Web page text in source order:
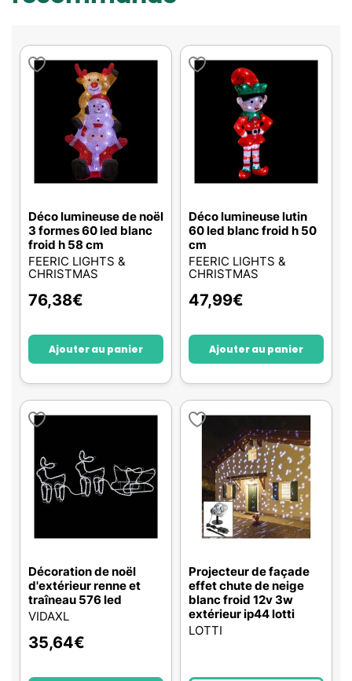
Déco lumineuse de noël
3 formes 60 led blanc
froid h 58 cm
FEERIC LIGHTS &
CHRISTMAS
76,38€
Ajouter au panier
Déco lumineuse lutin
60 led blanc froid h 50
cm
FEERIC LIGHTS &
CHRISTMAS
47,99€
Ajouter au panier
Décoration de noël
d'extérieur renne et
traîneau 576 led
VIDAXL
35,64€
Projecteur de façade
effet chute de neige
blanc froid 12v 3w
extérieur ip44 lotti
LOTTI